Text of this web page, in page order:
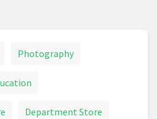
Photography
Department Store